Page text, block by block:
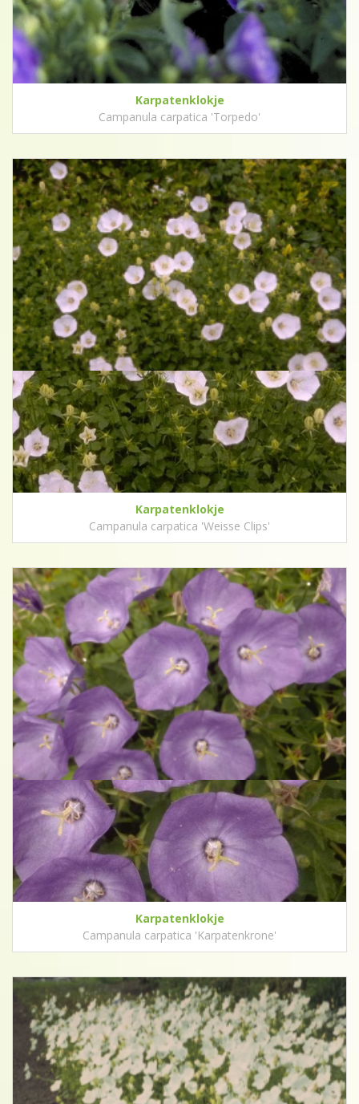
Karpatenklokje
Campanula carpatica 'Torpedo'
Karpatenklokje
Campanula carpatica 'Weisse Clips'
Karpatenklokje
Campanula carpatica 'Karpatenkrone'